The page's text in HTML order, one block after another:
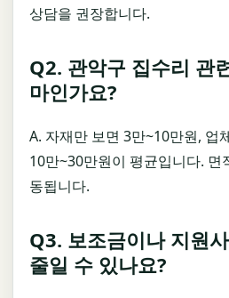
상담을 권장합니다.
Q2. 관악구 집수리 관
마인가요?
A. 자재만 보면 3만~10만원, 업
10만~30만원이 평균입니다. 면
동됩니다.
Q3. 보조금이나 지원
줄일 수 있나요?